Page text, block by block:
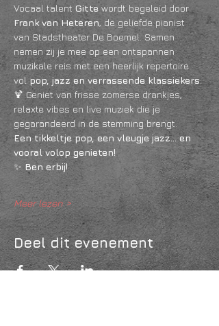
Vocaal talent Gitte wordt begeleid door
Frank van Heteren, de geliefde pianist
van Stadstheater De Boemel. Samen
nemen zij je mee op een ontspannen
muzikale reis met een heerlijk repertoire
vol pop, jazz en verrassende klassiekers.
🍹 Geniet van frisse zomerse drankjes,
relaxte vibes en live muziek die je
gegarandeerd in de stemming brengt.
Een tikkeltje pop, een vleugje jazz… en
vooral volop genieten!
✨ Ben erbij!
Meer lezen >
Deel dit evenement